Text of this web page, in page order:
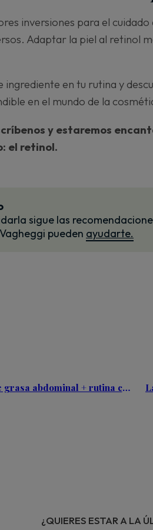
inversiones para el
Adaptar la piel al retinol
ingrediente en tu rutina y
en el mundo de la
y estaremos
el retinol.
sigue las
pueden ayudarte.
Las mejores cremas reductoras de grasa abdominal + rutina completa para un vientre plano
¿QUIERES ESTAR A LA